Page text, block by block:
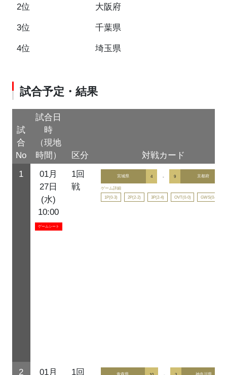
2位 大阪府
3位 千葉県
4位 埼玉県
試合予定・結果
試
合
No
試合日
時
（現地
時間）
区分
対戦カード
1
01月
27日
(水)
10:00
ゲームシート
1回
戦
宮城県 4 - 9 京都府
ゲーム詳細
1P(0-3)
2P(2-2) 3P(2-4) OVT(0-0) GWS(0-0)
2
01月
1回